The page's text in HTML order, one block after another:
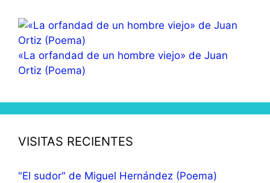
«La orfandad de un hombre viejo» de Juan
Ortiz (Poema)
VISITAS RECIENTES
"El sudor" de Miguel Hernández (Poema)